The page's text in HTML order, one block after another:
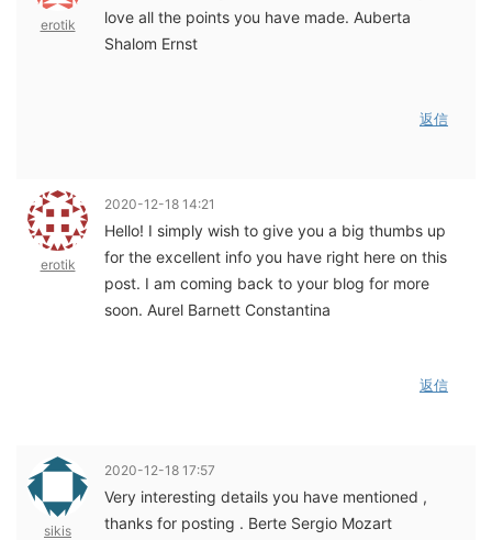
erotik
love all the points you have made. Auberta
Shalom Ernst
返信
erotik
2020-12-18 14:21
Hello! I simply wish to give you a big thumbs up
for the excellent info you have right here on this
post. I am coming back to your blog for more
soon. Aurel Barnett Constantina
返信
sikis
2020-12-18 17:57
Very interesting details you have mentioned ,
thanks for posting . Berte Sergio Mozart